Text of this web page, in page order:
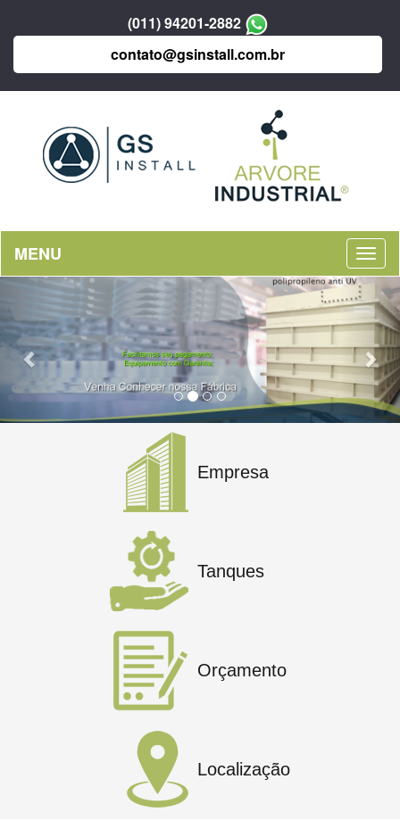
(011) 94201-2882
contato@gsinstall.com.br
MENU
Previous
Empresa
Tanques
Orçamento
Localização